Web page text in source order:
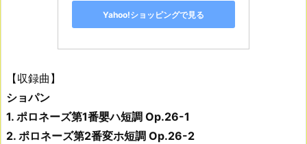
Yahoo!ショッピングで見る
【収録曲】
ショパン
1. ポロネーズ第1番嬰ハ短調 Op.26-1
2. ポロネーズ第2番変ホ短調 Op.26-2